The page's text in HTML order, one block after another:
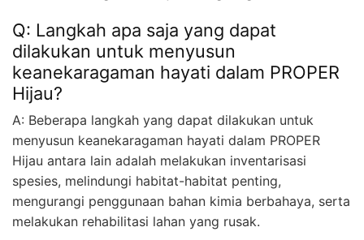
Q: Langkah apa saja yang dapat
dilakukan untuk menyusun
keanekaragaman hayati dalam PROPER
Hijau?
A: Beberapa langkah yang dapat dilakukan untuk
menyusun keanekaragaman hayati dalam PROPER
Hijau antara lain adalah melakukan inventarisasi
spesies, melindungi habitat-habitat penting,
mengurangi penggunaan bahan kimia berbahaya, serta
melakukan rehabilitasi lahan yang rusak.